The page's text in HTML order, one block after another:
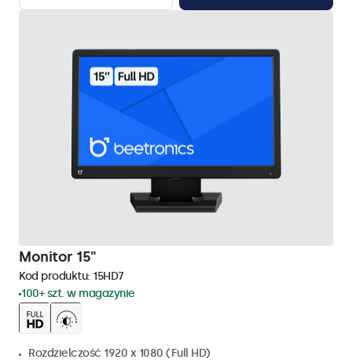
Monitor 15"
Kod produktu: 15HD7
100+ szt. w magazynie
Rozdzielczość 1920 x 1080 (Full HD)